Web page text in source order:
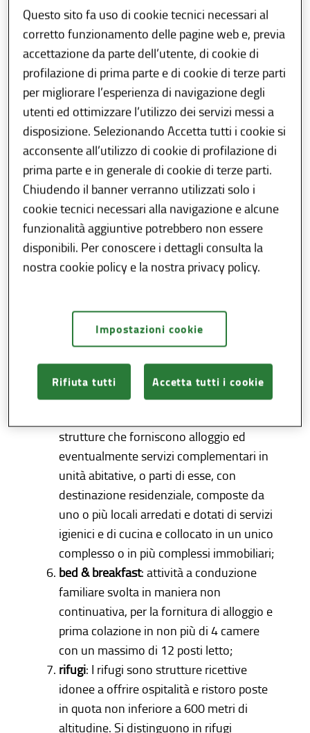
enti, associazioni e fondazioni operanti
senza fine di lucro, cui possono accedere
solo i dipendenti delle stesse e i loro
familiari;
ostelli per la gioventù: strutture
attrezzate per il soggiorno,
prevalentemente di giovani. L’Elenco
regionale degli ostelli di Lombardia è
stato eliminato in base alla legge di
semplificazione n. 9 del 20/5/22;
foresterie lombarde: strutture gestite in
forma imprenditoriale che forniscono
alloggio ed eventualmente servizi
complementari, compresa alimenti e
complementari all'esercizio di
esercitate in non più di 6 camere con un
massimo di 14 posti letto;
strutture che forniscono alloggio ed
eventualmente servizi complementari in
unità abitative, o parti di esse, con
destinazione residenziale, composte da
uno o più locali arredati e dotati di servizi
igienici e di cucina e collocato in un unico
complesso o in più complessi immobiliari;
bed & breakfast: attività a conduzione
familiare svolta in maniera non
continuativa, per la fornitura di alloggio e
prima colazione in non più di 4 camere
con un massimo di 12 posti letto;
rifugi: I rifugi sono strutture ricettive
idonee a offrire ospitalità e ristoro poste
in quota non inferiore a 600 metri di
altitudine. Si distinguono in rifugi
Questo sito fa uso di cookie tecnici necessari al
corretto funzionamento delle pagine web e, previa
accettazione da parte dell’utente, di cookie di
profilazione di prima parte e di cookie di terze parti
per migliorare l’esperienza di navigazione degli
utenti ed ottimizzare l’utilizzo dei servizi messi a
disposizione. Selezionando Accetta tutti i cookie si
acconsente all’utilizzo di cookie di profilazione di
prima parte e in generale di cookie di terze parti.
Chiudendo il banner verranno utilizzati solo i
cookie tecnici necessari alla navigazione e alcune
funzionalità aggiuntive potrebbero non essere
disponibili. Per conoscere i dettagli consulta la
nostra cookie policy e la nostra privacy policy.
Impostazioni cookie
Rifiuta tutti Accetta tutti i cookie